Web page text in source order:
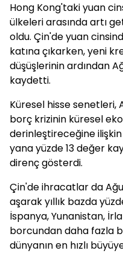
Hong Kong'taki yuan
ülkeleri arasında artı
oldu. Çin'de yuan
katına çıkarken, yeni
düşüşlerinin ardından
kaydetti.
Küresel hisse senetleri,
borç krizinin küresel
derinleştireceğine
yana yüzde 13 değer
direnç gösterdi.
Çin'de ihracatlar da
aşarak yıllık bazda
İspanya, Yunanistan,
borcundan daha fazla
dünyanın en hızlı